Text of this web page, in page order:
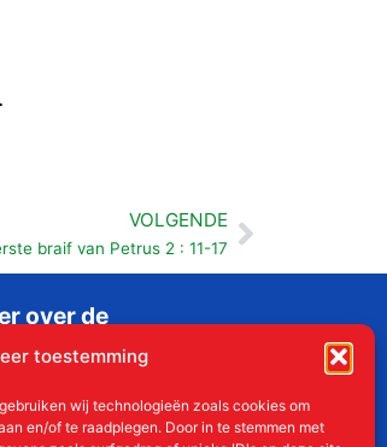
toestemming
wij technologieën zoals cookies om
en/of te raadplegen. Door in te stemmen met
VOLGENDE
braif van Petrus 2 : 11-17Volgende
over de
als donateur